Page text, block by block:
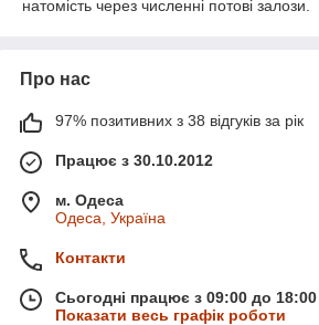
натомість через численні потові залози.
Про нас
97% позитивних з 38 відгуків за рік
Працює з 30.10.2012
м. Одеса
Одеса, Україна
Контакти
Сьогодні працює з 09:00 до 18:00
Показати весь графік роботи